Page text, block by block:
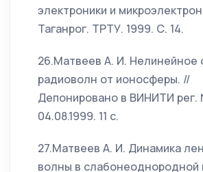
электроники и
Таганрог. ТРТУ. 1999. С. 14.
26.Матвеев А. И. Нелинейное
радиоволн от ионосферы. //
Депонировано в ВИНИТИ
04.08.1999. 11 с.
27.Матвеев А. И. Динамика
волны в слабонеоднородной